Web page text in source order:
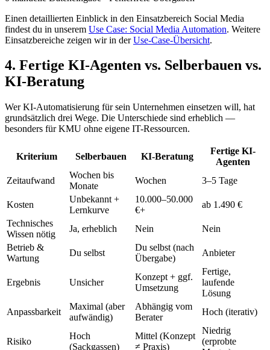
Einen detaillierten Einblick in den Einsatzbereich Social Media
findest du in unserem Use Case: Social Media Automation. Weitere
Einsatzbereiche zeigen wir in der Use-Case-Übersicht.
4. Fertige KI-Agenten vs. Selberbauen vs.
KI-Beratung
Wer KI-Automatisierung für sein Unternehmen einsetzen will, hat
grundsätzlich drei Wege. Die Unterschiede sind erheblich —
besonders für KMU ohne eigene IT-Ressourcen.
Kriterium Selberbauen KI-Beratung
Fertige KI-
Agenten
Zeitaufwand
Wochen bis
Monate
Wochen 3–5 Tage
Kosten
Unbekannt +
Lernkurve
10.000–50.000
€+
ab 1.490 €
Technisches
Wissen nötig
Ja, erheblich Nein
Nein
Betrieb &
Wartung
Du selbst
Du selbst (nach
Übergabe)
Anbieter
Ergebnis Unsicher
Konzept + ggf.
Umsetzung
Fertige,
laufende
Lösung
Anpassbarkeit
Maximal (aber
aufwändig)
Abhängig vom
Berater
Hoch (iterativ)
Risiko
Hoch
(Sackgassen)
Mittel (Konzept
≠ Praxis)
Niedrig
(erprobte